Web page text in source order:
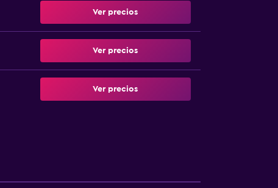
Ver precios
Ver precios
Ver precios